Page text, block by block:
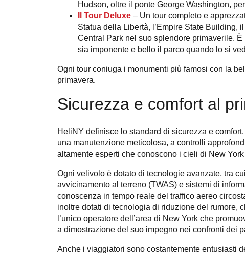
Hudson, oltre il ponte George Washington,
Il Tour Deluxe – Un tour completo e
Statua della Libertà, l’Empire State Building,
Central Park nel suo splendore primaverile.
sia imponente e bello il parco quando lo si
Ogni tour coniuga i monumenti più famosi con la
primavera.
Sicurezza e comfort al
HeliNY definisce lo standard di sicurezza e
una manutenzione meticolosa, a controlli
altamente esperti che conoscono i cieli di New
Ogni velivolo è dotato di tecnologie avanzate, tra
avvicinamento al terreno (TWAS) e sistemi di
conoscenza in tempo reale del traffico aereo
inoltre dotati di tecnologia di riduzione del rumore,
l’unico operatore dell’area di New York che
a dimostrazione del suo impegno nei confronti dei
Anche i viaggiatori sono costantemente entusiasti